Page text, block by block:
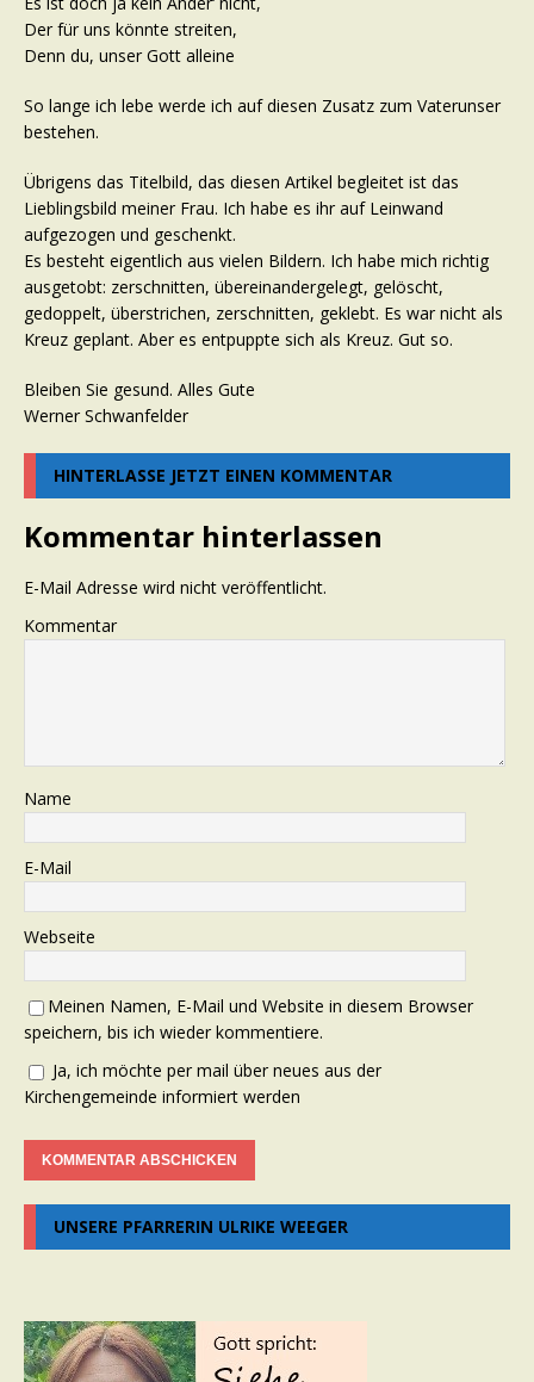
Der für uns könnte streiten,
Denn du, unser Gott alleine
So lange ich lebe werde ich auf diesen Zusatz zum Vaterunser
bestehen.
Übrigens das Titelbild, das diesen Artikel begleitet ist das
Lieblingsbild meiner Frau. Ich habe es ihr auf Leinwand
aufgezogen und geschenkt.
Es besteht eigentlich aus vielen Bildern. Ich habe mich richtig
ausgetobt: zerschnitten, übereinandergelegt, gelöscht,
gedoppelt, überstrichen, zerschnitten, geklebt. Es war nicht als
Kreuz geplant. Aber es entpuppte sich als Kreuz. Gut so.
Bleiben Sie gesund. Alles Gute
Werner Schwanfelder
HINTERLASSE JETZT EINEN KOMMENTAR
Kommentar hinterlassen
E-Mail Adresse wird nicht veröffentlicht.
Kommentar
Name
E-Mail
Webseite
Meinen Namen, E-Mail und Website in diesem Browser
speichern, bis ich wieder kommentiere.
Ja, ich möchte per mail über neues aus der
Kirchengemeinde informiert werden
UNSERE PFARRERIN ULRIKE WEEGER